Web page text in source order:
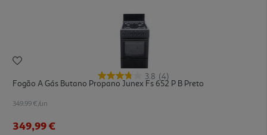
3.8 (4)
Fogão A Gás Butano Propano Junex Fs 652 P B Preto
349.99 €/un
349,99 €